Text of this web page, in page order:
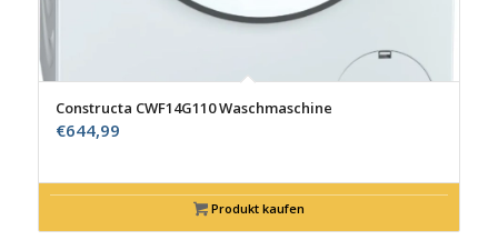
Constructa CWF14G110 Waschmaschine
€644,99
Produkt kaufen